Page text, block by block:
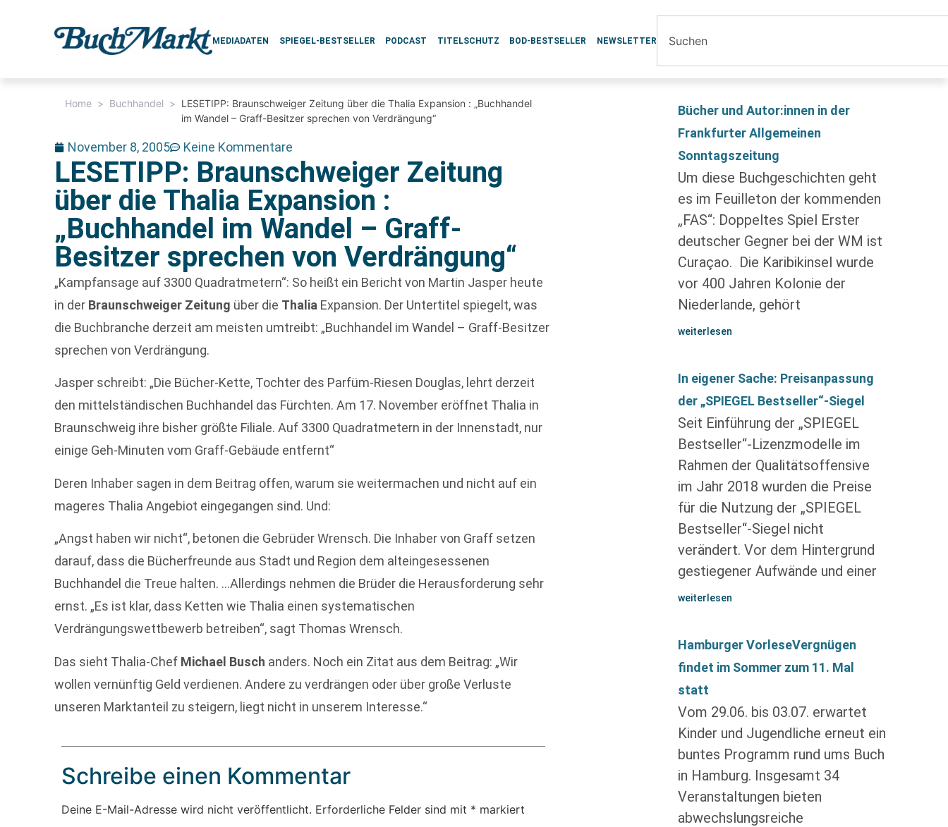
MEDIADATEN SPIEGEL-BESTSELLER PODCAST TITELSCHUTZ BOD-BESTSELLER NEWSLETTER
Home > Buchhandel > LESETIPP: Braunschweiger Zeitung über die Thalia Expansion : „Buchhandel
im Wandel – Graff-Besitzer sprechen von Verdrängung“
November 8, 2005 Keine Kommentare
LESETIPP: Braunschweiger Zeitung
über die Thalia Expansion :
„Buchhandel im Wandel – Graff-
Besitzer sprechen von Verdrängung“
„Kampfansage auf 3300 Quadratmetern“: So heißt ein Bericht von Martin Jasper heute
in der Braunschweiger Zeitung über die Thalia Expansion. Der Untertitel spiegelt, was
die Buchbranche derzeit am meisten umtreibt: „Buchhandel im Wandel – Graff-Besitzer
sprechen von Verdrängung.
Jasper schreibt: „Die Bücher-Kette, Tochter des Parfüm-Riesen Douglas, lehrt derzeit
den mittelständischen Buchhandel das Fürchten. Am 17. November eröffnet Thalia in
Braunschweig ihre bisher größte Filiale. Auf 3300 Quadratmetern in der Innenstadt, nur
einige Geh-Minuten vom Graff-Gebäude entfernt“
Deren Inhaber sagen in dem Beitrag offen, warum sie weitermachen und nicht auf ein
mageres Thalia Angebiot eingegangen sind. Und:
„Angst haben wir nicht“, betonen die Gebrüder Wrensch. Die Inhaber von Graff setzen
darauf, dass die Bücherfreunde aus Stadt und Region dem alteingesessenen
Buchhandel die Treue halten. …Allerdings nehmen die Brüder die Herausforderung sehr
ernst. „Es ist klar, dass Ketten wie Thalia einen systematischen
Verdrängungswettbewerb betreiben“, sagt Thomas Wrensch.
Das sieht Thalia-Chef Michael Busch anders. Noch ein Zitat aus dem Beitrag: „Wir
wollen vernünftig Geld verdienen. Andere zu verdrängen oder über große Verluste
unseren Marktanteil zu steigern, liegt nicht in unserem Interesse.“
Schreibe einen Kommentar
Deine E-Mail-Adresse wird nicht veröffentlicht. Erforderliche Felder sind mit * markiert
Bücher und Autor:innen in der
Frankfurter Allgemeinen
Sonntagszeitung
Um diese Buchgeschichten geht
es im Feuilleton der kommenden
„FAS“: Doppeltes Spiel Erster
deutscher Gegner bei der WM ist
Curaçao. Die Karibik­insel wurde
vor 400 Jahren Kolonie der
Niederlande, gehört
weiterlesen
In eigener Sache: Preisanpassung
der „SPIEGEL Bestseller“-Siegel
Seit Einführung der „SPIEGEL
Bestseller“-Lizenzmodelle im
Rahmen der Qualitätsoffensive
im Jahr 2018 wurden die Preise
für die Nutzung der „SPIEGEL
Bestseller“-Siegel nicht
verändert. Vor dem Hintergrund
gestiegener Aufwände und einer
weiterlesen
Hamburger VorleseVergnügen
findet im Sommer zum 11. Mal
statt
Vom 29.06. bis 03.07. erwartet
Kinder und Jugendliche erneut ein
buntes Programm rund ums Buch
in Hamburg. Insgesamt 34
Veranstaltungen bieten
abwechslungsreiche